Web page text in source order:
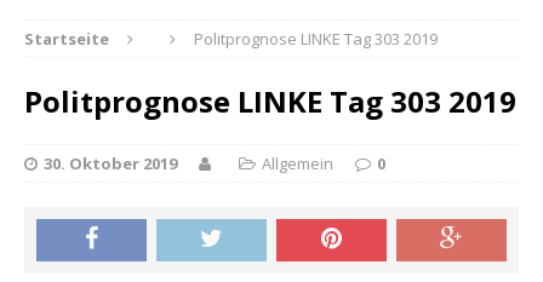
Startseite Politprognose LINKE Tag 303 2019
Politprognose LINKE Tag 303 2019
30. Oktober 2019 Allgemein 0